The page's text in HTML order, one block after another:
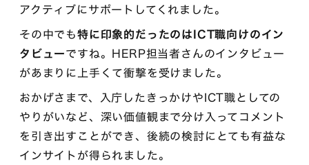
アクティブにサポートしてくれました。
その中でも特に印象的だったのはICT職向けのイン
タビューですね。HERP担当者さんのインタビュー
があまりに上手くて衝撃を受けました。
おかげさまで、入庁したきっかけやICT職としての
やりがいなど、深い価値観まで分け入ってコメント
を引き出すことができ、後続の検討にとても有益な
インサイトが得られました。